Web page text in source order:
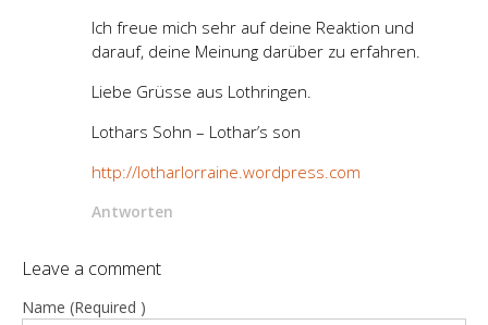
Ich freue mich sehr auf deine Reaktion und
darauf, deine Meinung darüber zu erfahren.
Liebe Grüsse aus Lothringen.
Lothars Sohn – Lothar’s son
http://lotharlorraine.wordpress.com
Antworten
Leave a comment
Name (Required )